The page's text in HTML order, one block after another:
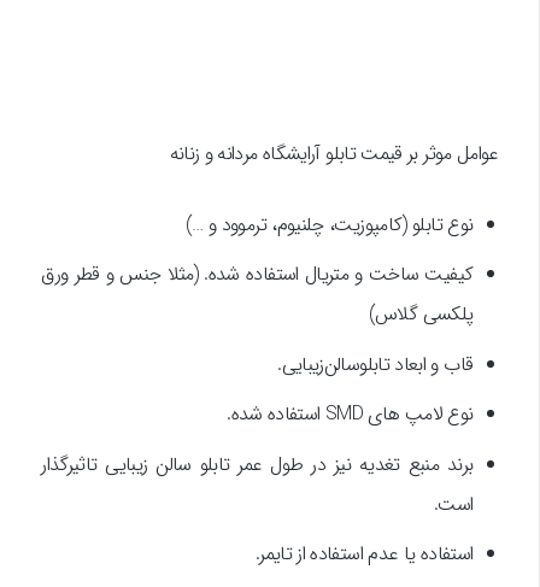
عوامل موثر بر قیمت تابلو آرایشگاه مردانه و زنانه
نوع تابلو (کامپوزیت، چلنیوم، ترموود و …)
کیفیت ساخت و متریال استفاده شده. (مثلا جنس و قطر ورق
پلکسی گلاس)
قاب و ابعاد تابلو‌سالن‌زیبایی.
نوع لامپ های SMD استفاده شده.
برند منبع تغدیه نیز در طول عمر تابلو سالن زیبایی تاثیرگذار
است.
استفاده یا عدم استفاده از تایمر.